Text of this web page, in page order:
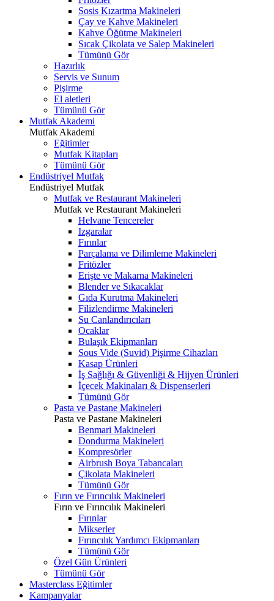
Sosis Kızartma Makineleri
Çay ve Kahve Makineleri
Kahve Öğütme Makineleri
Sıcak Çikolata ve Salep Makineleri
Tümünü Gör
Hazırlık
Servis ve Sunum
Pişirme
El aletleri
Tümünü Gör
Mutfak Akademi
Mutfak Akademi
Eğitimler
Mutfak Kitapları
Tümünü Gör
Endüstriyel Mutfak
Endüstriyel Mutfak
Mutfak ve Restaurant Makineleri
Mutfak ve Restaurant Makineleri
Helvane Tencereler
Izgaralar
Fırınlar
Parçalama ve Dilimleme Makineleri
Fritözler
Erişte ve Makarna Makineleri
Blender ve Sıkacaklar
Gıda Kurutma Makineleri
Filizlendirme Makineleri
Su Canlandırıcıları
Ocaklar
Bulaşık Ekipmanları
Sous Vide (Suvid) Pişirme Cihazları
Kasap Ürünleri
İş Sağlığı & Güvenliği & Hijyen Ürünleri
İçecek Makinaları & Dispenserleri
Tümünü Gör
Pasta ve Pastane Makineleri
Pasta ve Pastane Makineleri
Benmari Makineleri
Dondurma Makineleri
Kompresörler
Airbrush Boya Tabancaları
Çikolata Makineleri
Tümünü Gör
Fırın ve Fırıncılık Makineleri
Fırın ve Fırıncılık Makineleri
Fırınlar
Mikserler
Fırıncılık Yardımcı Ekipmanları
Tümünü Gör
Özel Gün Ürünleri
Tümünü Gör
Masterclass Eğitimler
Kampanyalar